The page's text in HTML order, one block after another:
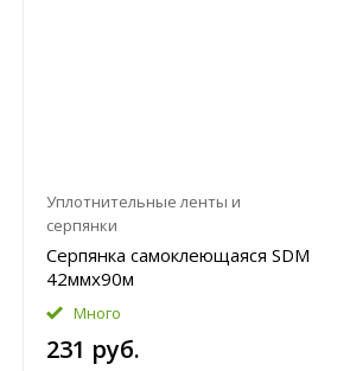
Уплотнительные ленты и
серпянки
Серпянка самоклеющаяся SDM
42ммx90м
Много
231 руб.